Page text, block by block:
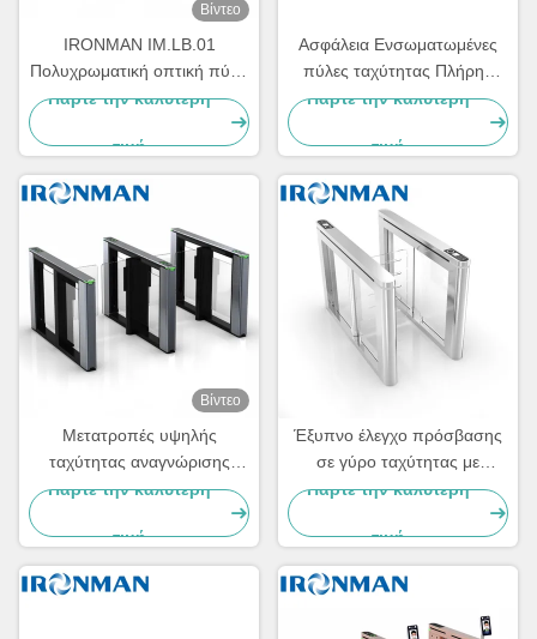
Βίντεο
IRONMAN IM.LB.01
Πολυχρωματική οπτική πύλη
ταχύτητας για έλεγχο
Πάρτε την καλύτερη
τιμή
Ασφάλεια Ενσωματωμένες
πύλες ταχύτητας Πλήρης
διαχείριση πρόσβασης
Πάρτε την καλύτερη
τιμή
Βίντεο
Μετατροπές υψηλής
ταχύτητας αναγνώρισης
προσώπου για τα κτίρια
Πάρτε την καλύτερη
τιμή
Έξυπνο έλεγχο πρόσβασης
σε γύρο ταχύτητας με
αισθητήρα ανίχνευσης
Πάρτε την καλύτερη
τιμή